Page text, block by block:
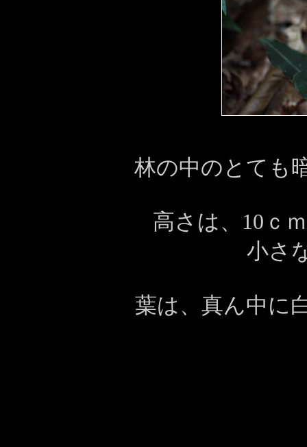
林の中のとても
高さは、10ｃ
小さ
葉は、真ん中に